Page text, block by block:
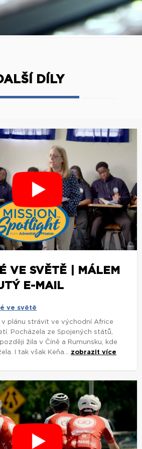
DÍLY
VE SVĚTĚ | MÁLEM
E-MAIL
ve světě
v plánu strávit ve východní Africe
Pocházela ze Spojených států,
žila v Číně a Rumunsku, kde
I tak však Keňa... zobrazit více